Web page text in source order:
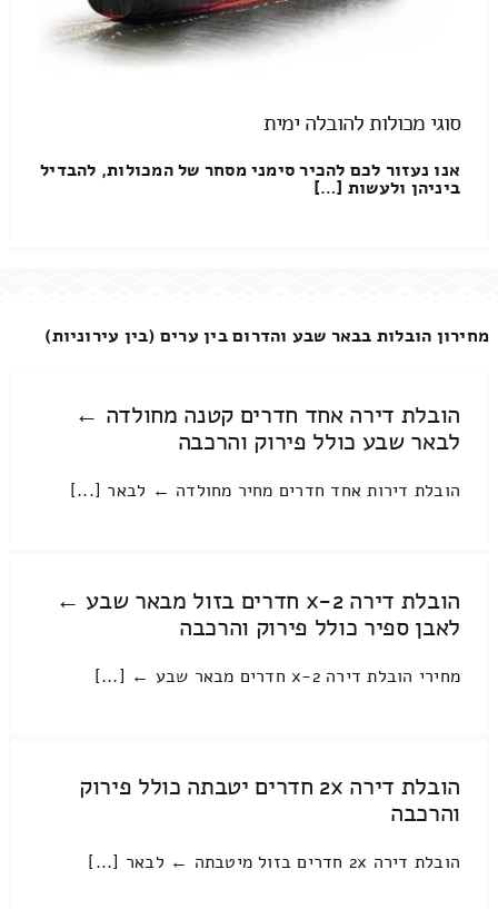
סוגי מכולות להובלה ימית
אנו נעזור לכם להכיר סימני מסחר של המכולות, להבדיל
ביניהן ולעשות […]
מחירון הובלות בבאר שבע והדרום בין ערים (בין עירוניות)
הובלת דירה אחד חדרים קטנה מחולדה ←
לבאר שבע כולל פירוק והרכבה
הובלת דירות אחד חדרים מחיר מחולדה ← לבאר [...]
הובלת דירה 2-x חדרים בזול מבאר שבע ←
לאבן ספיר כולל פירוק והרכבה
מחירי הובלת דירה 2-x חדרים מבאר שבע ← [...]
הובלת דירה 2x חדרים יטבתה כולל פירוק
והרכבה
הובלת דירה 2x חדרים בזול מיטבתה ← לבאר [...]